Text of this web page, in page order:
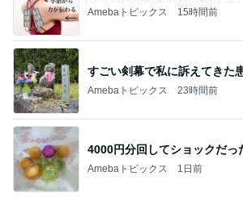
Amebaトピックス 15時間前
すごい剣幕で私に訴えてきた
Amebaトピックス 23時間前
4000円分回してショックだっ
Amebaトピックス 1日前